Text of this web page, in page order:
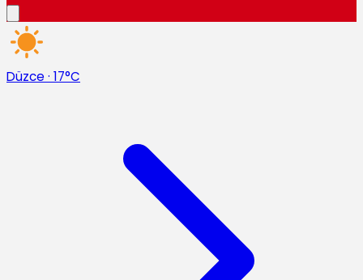
Düzce · 17°C